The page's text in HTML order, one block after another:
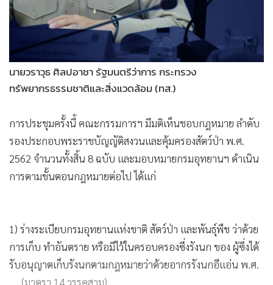
นายวราวุธ ศิลปอาชา รัฐมนตรีว่าการ กระทรวง
ทรัพยากรธรรมชาติและสิ่งแวดล้อม (ทส.)
การประชุมครั้งนี้ คณะกรรมการฯ มีมติเห็นชอบกฎหมาย ลำดับ
รองประกอบพระราชบัญญัติสงวนและคุ้มครองสัตว์ป่า พ.ศ.
2562 จำนวนทั้งสิ้น 8 ฉบับ และมอบหมายกรมอุทยานฯ ดำเนิน
การตามขั้นตอนกฎหมายต่อไป ได้แก่
1) ร่างระเบียบกรมอุทยานแห่งชาติ สัตว์ป่า และพันธุ์พืช ว่าด้วย
การเก็บ ทำอันตราย หรือมีไว้ในครอบครองซึ่งรังนก ของ ผู้ซึ่งได้
รับอนุญาตเก็บรังนกตามกฎหมายว่าด้วยอากรรังนกอีแอ่น พ.ศ.
.... (มาตรา 14 วรรคสาม)